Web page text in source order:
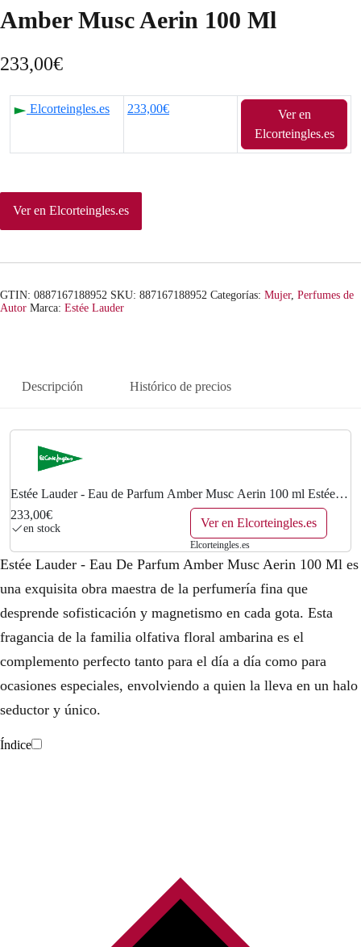
Amber Musc Aerin 100 Ml
233,00€
Elcorteingles.es 233,00€
Ver en
Elcorteingles.es
Ver en Elcorteingles.es
GTIN: 0887167188952 SKU: 887167188952 Categorías: Mujer, Perfumes de
Autor Marca: Estée Lauder
Descripción Histórico de precios
Estée Lauder - Eau de Parfum Amber Musc Aerin 100 ml Estée
Lauder.
233,00€
en stock Ver en Elcorteingles.es
Elcorteingles.es
Estée Lauder - Eau De Parfum Amber Musc Aerin 100 Ml es
una exquisita obra maestra de la perfumería fina que
desprende sofisticación y magnetismo en cada gota. Esta
fragancia de la familia olfativa floral ambarina es el
complemento perfecto tanto para el día a día como para
ocasiones especiales, envolviendo a quien la lleva en un halo
seductor y único.
Índice